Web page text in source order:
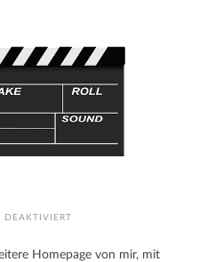
DEAKTIVIERT
Homepage von mir, mit